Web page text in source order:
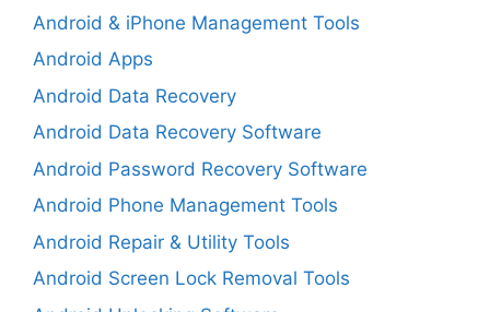
Android & iPhone Management Tools
Android Apps
Android Data Recovery
Android Data Recovery Software
Android Password Recovery Software
Android Phone Management Tools
Android Repair & Utility Tools
Android Screen Lock Removal Tools